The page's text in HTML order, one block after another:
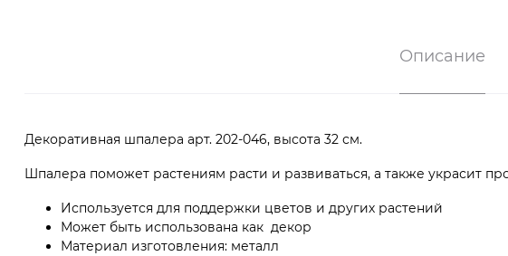
Описание
Декоративная шпалера арт. 202-046, высота 32 см.
Шпалера поможет растениям расти и развиваться, а также украсит
Используется для поддержки цветов и других растений
Может быть использована как декор
Материал изготовления: металл